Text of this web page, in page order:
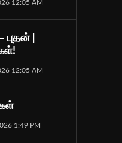
12:05 AM
|
12:05 AM
1:49 PM